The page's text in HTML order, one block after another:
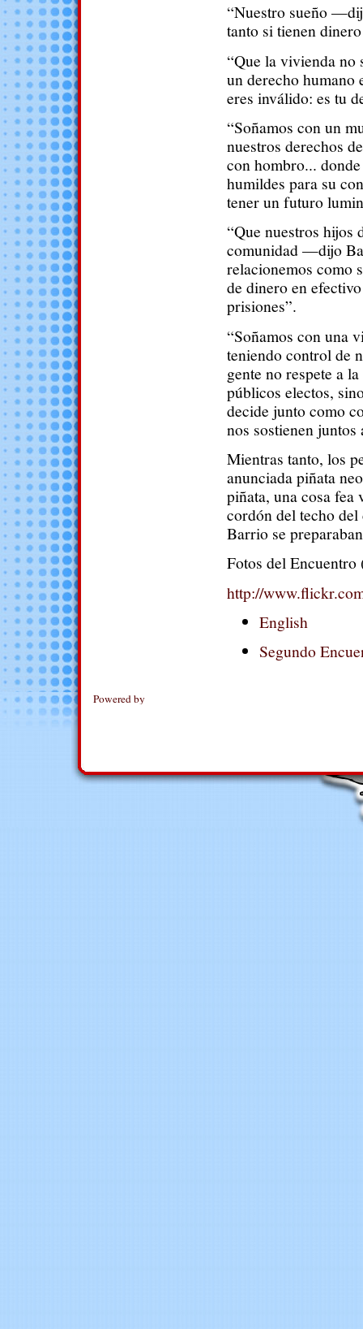
“Nuestro sueño
tanto si tienen
“Que la vivienda
un derecho humano
eres inválido: es tu
“Soñamos con un
nuestros derechos
con hombro...
humildes para su
tener un futuro
“Que nuestros hijos
comunidad —dijo
relacionemos como
de dinero en
prisiones”.
“Soñamos con una
teniendo control de
gente no respete a
públicos electos,
decide junto como
nos sostienen
Mientras tanto, los
anunciada piñata
piñata, una cosa fea
cordón del techo
Barrio se
Fotos del
http://
English
Segundo